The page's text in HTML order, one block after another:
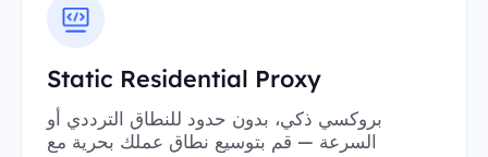
Static Residential Proxy
بروكسي ذكي، بدون حدود للنطاق الترددي أو
السرعة — قم بتوسيع نطاق عملك بحرية مع